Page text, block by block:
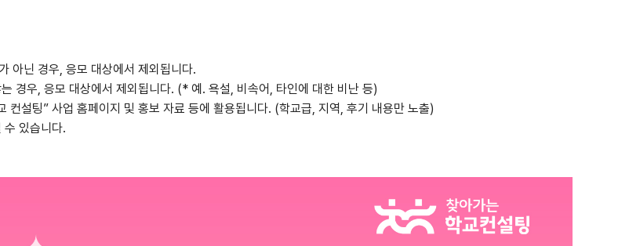
아닌 경우, 응모 대상에서 제외됩니다.
경우, 응모 대상에서 제외됩니다. (* 예. 욕설, 비속어, 타인에 대한 비난 등)
컨설팅” 사업 홈페이지 및 홍보 자료 등에 활용됩니다. (학교급, 지역, 후기 내용만 노출)
있습니다.